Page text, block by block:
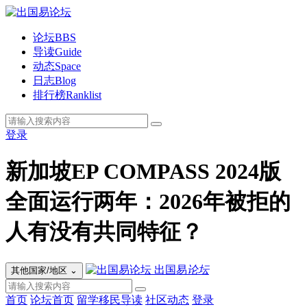
论坛BBS
导读Guide
动态Space
日志Blog
排行榜Ranklist
登录
新加坡EP COMPASS 2024版
全面运行两年：2026年被拒的
人有没有共同特征？
其他国家/地区 ⌄ 出国易论坛
首页 论坛首页 留学移民导读 社区动态 登录